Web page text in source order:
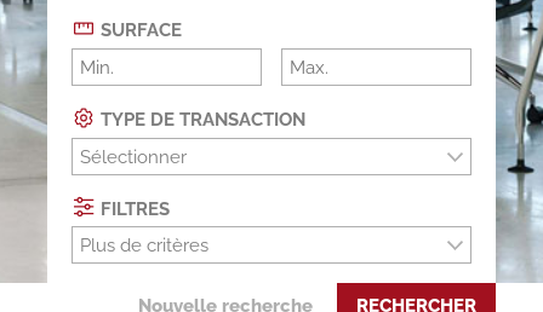
SURFACE
TYPE DE TRANSACTION
Sélectionner
FILTRES
Plus de critères
Nouvelle recherche RECHERCHER